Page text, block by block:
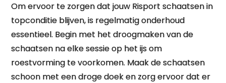
Om ervoor te zorgen dat jouw Risport schaatsen in
topconditie blijven, is regelmatig onderhoud
essentieel. Begin met het droogmaken van de
schaatsen na elke sessie op het ijs om
roestvorming te voorkomen. Maak de schaatsen
schoon met een droge doek en zorg ervoor dat er